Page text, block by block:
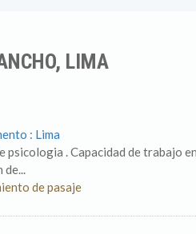
LIMA
: Lima
. Capacidad de trabajo
de pasaje